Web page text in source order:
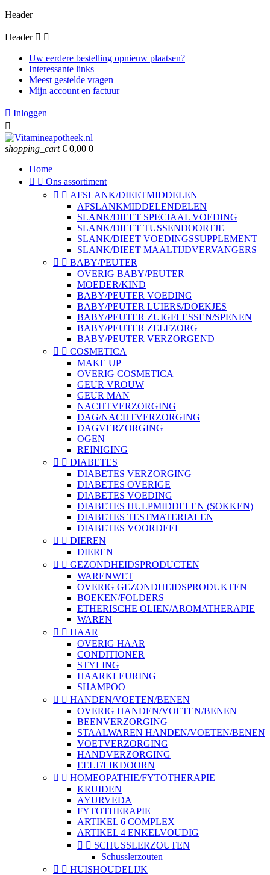
Header
Header  
Uw eerdere bestelling opnieuw plaatsen?
Interessante links
Meest gestelde vragen
Mijn account en factuur
 Inloggen

shopping_cart € 0,00 0
Home
  Ons assortiment
  AFSLANK/DIEETMIDDELEN
AFSLANKMIDDELENDELEN
SLANK/DIEET SPECIAAL VOEDING
SLANK/DIEET TUSSENDOORTJE
SLANK/DIEET VOEDINGSSUPPLEMENT
SLANK/DIEET MAALTIJDVERVANGERS
  BABY/PEUTER
OVERIG BABY/PEUTER
MOEDER/KIND
BABY/PEUTER VOEDING
BABY/PEUTER LUIERS/DOEKJES
BABY/PEUTER ZUIGFLESSEN/SPENEN
BABY/PEUTER ZELFZORG
BABY/PEUTER VERZORGEND
  COSMETICA
MAKE UP
OVERIG COSMETICA
GEUR VROUW
GEUR MAN
NACHTVERZORGING
DAG/NACHTVERZORGING
DAGVERZORGING
OGEN
REINIGING
  DIABETES
DIABETES VERZORGING
DIABETES OVERIGE
DIABETES VOEDING
DIABETES HULPMIDDELEN (SOKKEN)
DIABETES TESTMATERIALEN
DIABETES VOORDEEL
  DIEREN
DIEREN
  GEZONDHEIDSPRODUCTEN
WARENWET
OVERIG GEZONDHEIDSPRODUKTEN
BOEKEN/FOLDERS
ETHERISCHE OLIEN/AROMATHERAPIE
WAREN
  HAAR
OVERIG HAAR
CONDITIONER
STYLING
HAARKLEURING
SHAMPOO
  HANDEN/VOETEN/BENEN
OVERIG HANDEN/VOETEN/BENEN
BEENVERZORGING
STAALWAREN HANDEN/VOETEN/BENEN
VOETVERZORGING
HANDVERZORGING
EELT/LIKDOORN
  HOMEOPATHIE/FYTOTHERAPIE
KRUIDEN
AYURVEDA
FYTOTHERAPIE
ARTIKEL 6 COMPLEX
ARTIKEL 4 ENKELVOUDIG
  SCHUSSLERZOUTEN
Schusslerzouten
  HUISHOUDELIJK